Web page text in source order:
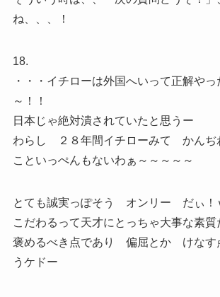
ね、、、！
18.
・・・イチローは外国へいって正解やっ
～！！
日本じゃ絶対潰されていたと思うー
わらし ２８年間イチローみて かんぢ
こといっぺんもないわぁ～～～～～
とても誠実っぽそう オンリー だぃ！
こだわるって天才にとっちゃ大事な素質
褒めるべき点であり 偏屈とか けなす
うケドー